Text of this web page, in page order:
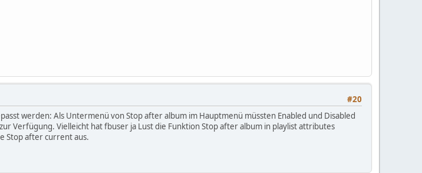
#20
werden: Als Untermenü von Stop after album im Hauptmenü müssten Enabled und Disabled
Verfügung. Vielleicht hat fbuser ja Lust die Funktion Stop after album in playlist attributes
Stop after current aus.